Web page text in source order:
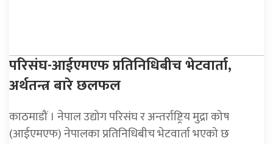
परिसंघ-आईएमएफ प्रतिनिधिबीच भेटवार्ता,
अर्थतन्त्र बारे छलफल
काठमाडौं । नेपाल उद्योग परिसंघ र अन्तर्राष्ट्रिय मुद्रा कोष
(आईएमएफ) नेपालका प्रतिनिधिबीच भेटवार्ता भएको छ